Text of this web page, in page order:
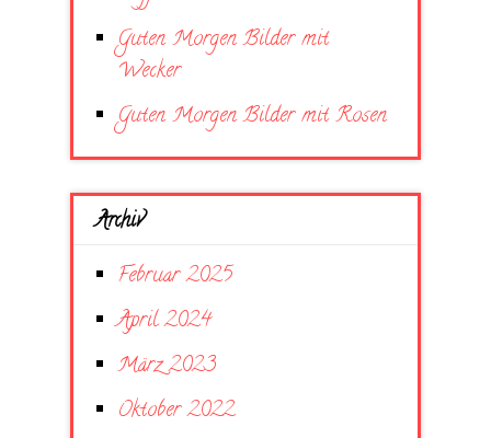
Guten Morgen Bilder mit
Wecker
Guten Morgen Bilder mit Rosen
Archiv
Februar 2025
April 2024
März 2023
Oktober 2022